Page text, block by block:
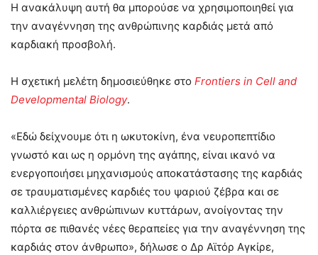
Η ανακάλυψη αυτή θα μπορούσε να χρησιμοποιηθεί για
την αναγέννηση της ανθρώπινης καρδιάς μετά από
καρδιακή προσβολή.
Η σχετική μελέτη δημοσιεύθηκε στο Frontiers in Cell and
Developmental Biology.
«Εδώ δείχνουμε ότι η ωκυτοκίνη, ένα νευροπεπτίδιο
γνωστό και ως η ορμόνη της αγάπης, είναι ικανό να
ενεργοποιήσει μηχανισμούς αποκατάστασης της καρδιάς
σε τραυματισμένες καρδιές του ψαριού ζέβρα και σε
καλλιέργειες ανθρώπινων κυττάρων, ανοίγοντας την
πόρτα σε πιθανές νέες θεραπείες για την αναγέννηση της
καρδιάς στον άνθρωπο», δήλωσε ο Δρ Αϊτόρ Αγκίρε,